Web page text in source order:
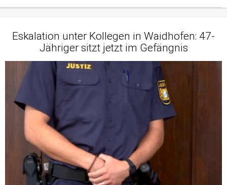
Eskalation unter Kollegen in Waidhofen: 47-
Jähriger sitzt jetzt im Gefängnis